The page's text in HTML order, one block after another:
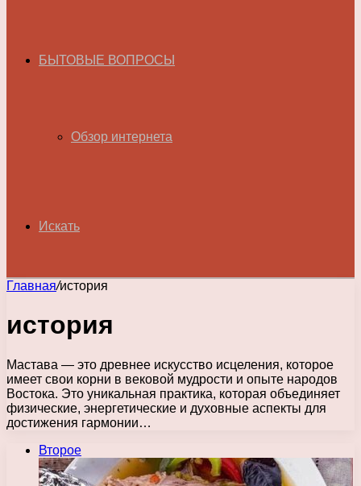
БЫТОВЫЕ ВОПРОСЫ
Обзор интернета
Искать
Главная/история
история
Мастава — это древнее искусство исцеления, которое
имеет свои корни в вековой мудрости и опыте народов
Востока. Это уникальная практика, которая объединяет
физические, энергетические и духовные аспекты для
достижения гармонии…
Второе